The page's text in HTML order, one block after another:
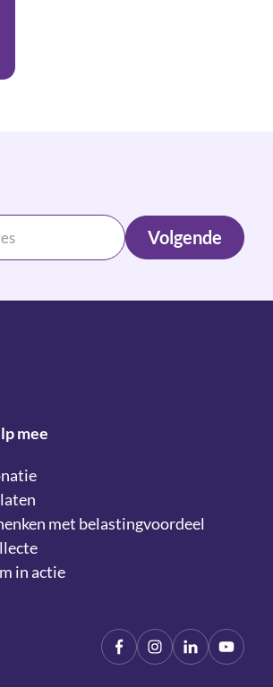
Volgende
mee
met belastingvoordeel
in actie
FacebookInstagram
LinkIn